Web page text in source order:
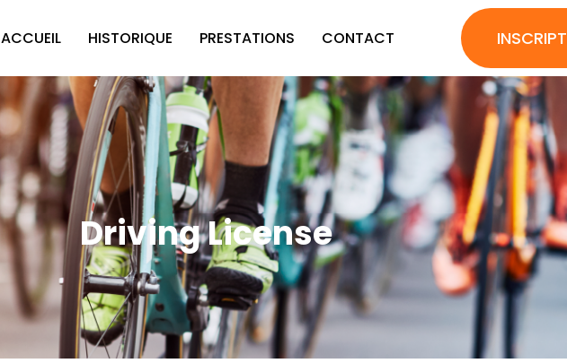
ACCUEIL HISTORIQUE PRESTATIONS CONTACT
Driving License